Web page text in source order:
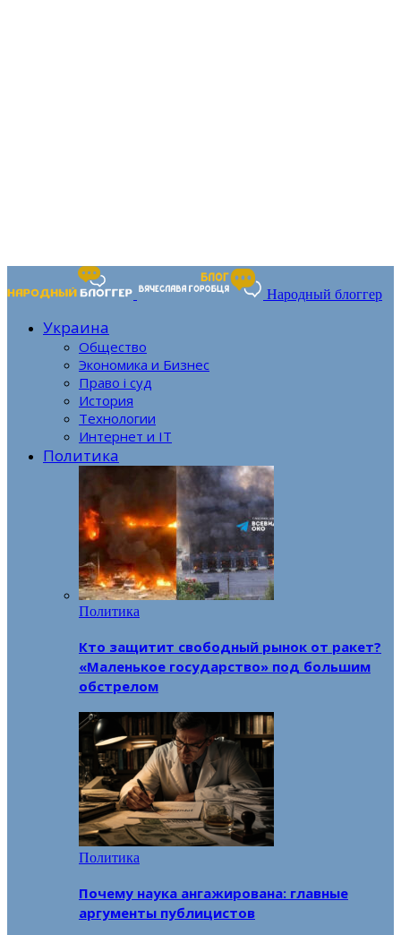
Народный блоггер
Украина
Общество
Экономика и Бизнес
Право і суд
История
Технологии
Интернет и IT
Политика
Политика
Кто защитит свободный рынок от ракет?
«Маленькое государство» под большим
обстрелом
Политика
Почему наука ангажирована: главные
аргументы публицистов